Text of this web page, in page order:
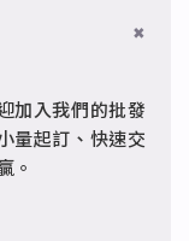
間約為2個工作
理。
加入我們的批發
量起訂、快速交
。